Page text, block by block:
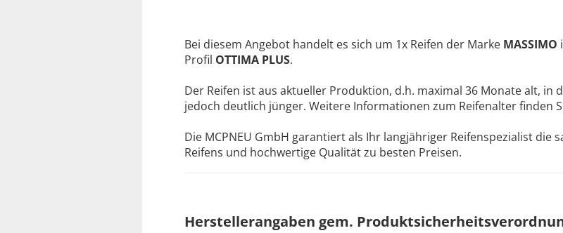
Bei diesem Angebot handelt es sich um 1x Reifen der Marke MASSIMO
Profil OTTIMA PLUS.
Der Reifen ist aus aktueller Produktion, d.h. maximal 36 Monate alt, in
jedoch deutlich jünger. Weitere Informationen zum Reifenalter finden
Die MCPNEU GmbH garantiert als Ihr langjähriger Reifenspezialist die
Reifens und hochwertige Qualität zu besten Preisen.
Herstellerangaben gem.